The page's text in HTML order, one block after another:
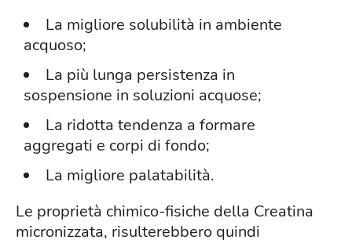
La migliore solubilità in ambiente
acquoso;
La più lunga persistenza in
sospensione in soluzioni acquose;
La ridotta tendenza a formare
aggregati e corpi di fondo;
La migliore palatabilità.
Le proprietà chimico-fisiche della Creatina
micronizzata, risulterebbero quindi